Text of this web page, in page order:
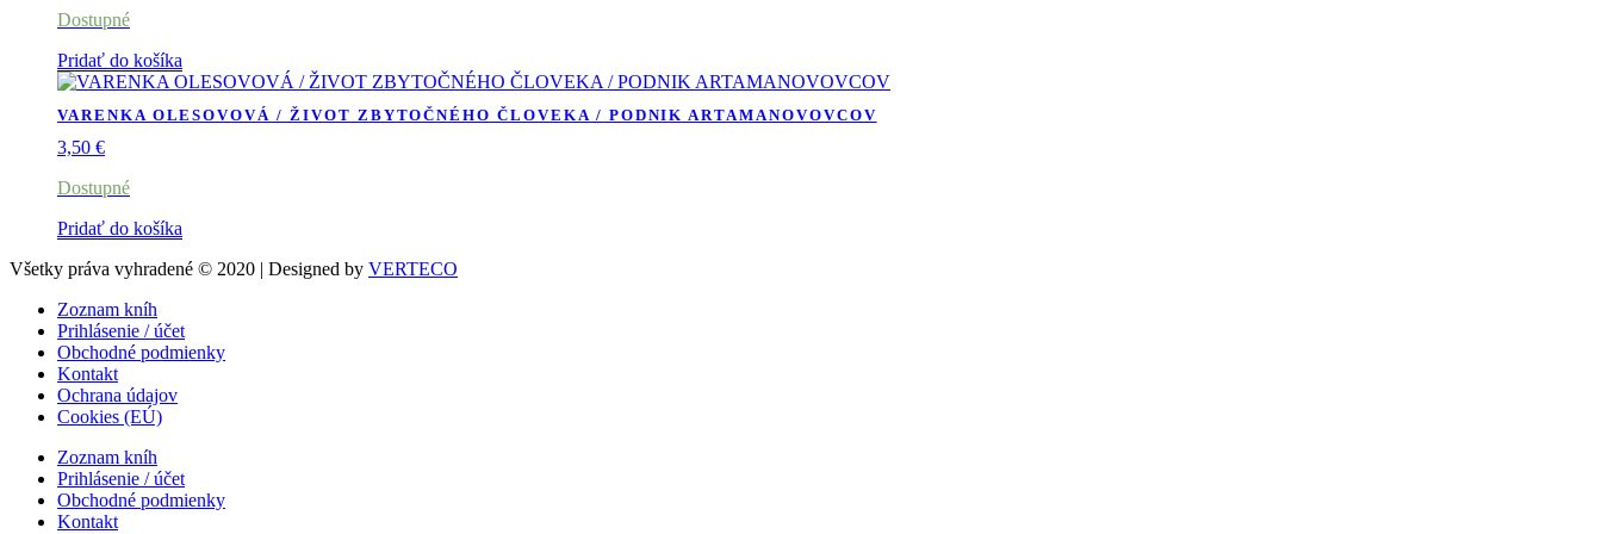
Dostupné
Pridať do košíka
VARENKA OLESOVOVÁ / ŽIVOT ZBYTOČNÉHO ČLOVEKA / PODNIK ARTAMANOVOVCOV
3,50 €
Dostupné
Pridať do košíka
Všetky práva vyhradené © 2020 | Designed by VERTECO
Zoznam kníh
Prihlásenie / účet
Obchodné podmienky
Kontakt
Ochrana údajov
Cookies (EÚ)
Zoznam kníh
Prihlásenie / účet
Obchodné podmienky
Kontakt